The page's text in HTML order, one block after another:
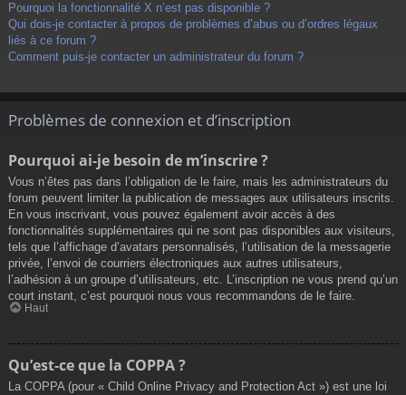
Pourquoi la fonctionnalité X n’est pas disponible ?
Qui dois-je contacter à propos de problèmes d’abus ou d’ordres légaux
liés à ce forum ?
Comment puis-je contacter un administrateur du forum ?
Problèmes de connexion et d’inscription
Pourquoi ai-je besoin de m’inscrire ?
Vous n’êtes pas dans l’obligation de le faire, mais les administrateurs du
forum peuvent limiter la publication de messages aux utilisateurs inscrits.
En vous inscrivant, vous pouvez également avoir accès à des
fonctionnalités supplémentaires qui ne sont pas disponibles aux visiteurs,
tels que l’affichage d’avatars personnalisés, l’utilisation de la messagerie
privée, l’envoi de courriers électroniques aux autres utilisateurs,
l’adhésion à un groupe d’utilisateurs, etc. L’inscription ne vous prend qu’un
court instant, c’est pourquoi nous vous recommandons de le faire.
Haut
Qu’est-ce que la COPPA ?
La COPPA (pour « Child Online Privacy and Protection Act ») est une loi